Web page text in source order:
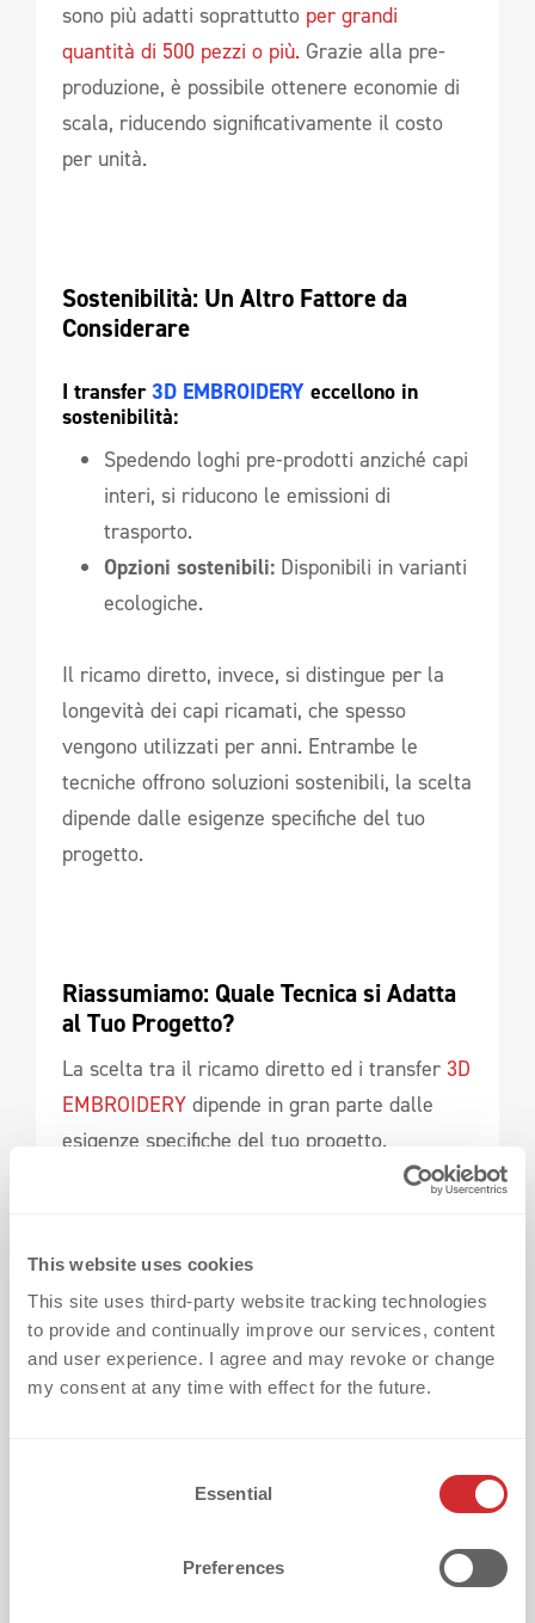
This website uses cookies
This site uses third-party website tracking technologies
to provide and continually improve our services, content
and user experience. I agree and may revoke or change
my consent at any time with effect for the future.
Essential
Preferences
sono più adatti soprattutto per grandi
quantità di 500 pezzi o più. Grazie alla pre-
produzione, è possibile ottenere economie di
scala, riducendo significativamente il costo
per unità.
Sostenibilità: Un Altro Fattore da
Considerare
I transfer 3D EMBROIDERY eccellono in
sostenibilità:
Spedendo loghi pre-prodotti anziché capi
interi, si riducono le emissioni di
trasporto.
Opzioni sostenibili: Disponibili in varianti
ecologiche.
Il ricamo diretto, invece, si distingue per la
longevità dei capi ricamati, che spesso
vengono utilizzati per anni. Entrambe le
tecniche offrono soluzioni sostenibili, la scelta
dipende dalle esigenze specifiche del tuo
progetto.
Riassumiamo: Quale Tecnica si Adatta
al Tuo Progetto?
La scelta tra il ricamo diretto ed i transfer 3D
EMBROIDERY dipende in gran parte dalle
esigenze specifiche del tuo progetto.
Il ricamo diretto è la scelta ideale per piccole